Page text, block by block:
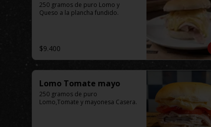
250 gramos de puro Lomo y
Queso a la plancha fundido.
$9.400
Lomo Tomate mayo
250 gramos de puro
Lomo,Tomate y mayonesa Casera.